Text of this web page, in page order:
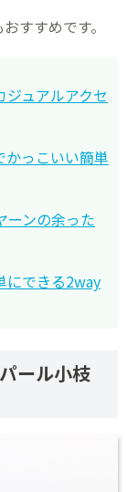
すすめです。
ュアルアクセ
かっこいい簡単
ーンの余った
にできる2way
ール小枝